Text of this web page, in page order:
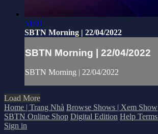
51:01
SBTN Morning | 22/04/2022
SBTN Morning | 22/04/2022
SBTN Morning | 22/04/2022
Load More
Home | Trang Nhà Browse Shows | Xem Show
SBTN Online Shop Digital Edition Help Terms
Sign in